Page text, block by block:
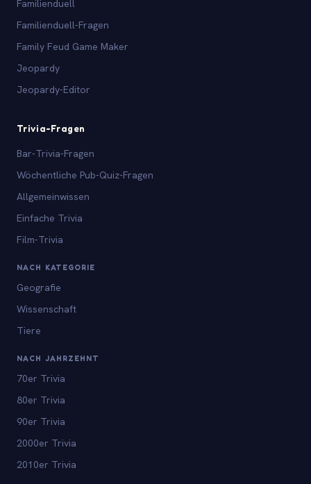
Familienduell
Familienduell-Fragen
Family Feud Game Maker
Jeopardy
Jeopardy-Editor
Trivia-Fragen
Bar-Trivia-Fragen
Wöchentliche Pub-Quiz-Fragen
Allgemeinwissen
Einfache Trivia
Film-Trivia
NACH KATEGORIE
Geografie
Wissenschaft
Tiere
NACH JAHRZEHNT
70er Trivia
80er Trivia
90er Trivia
2000er Trivia
2010er Trivia